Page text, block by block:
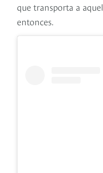
que transporta a aquel
entonces.